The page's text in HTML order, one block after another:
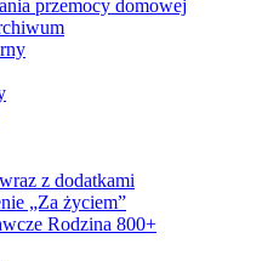
przemocy domowej
z dodatkami
„Za życiem”
Rodzina 800+